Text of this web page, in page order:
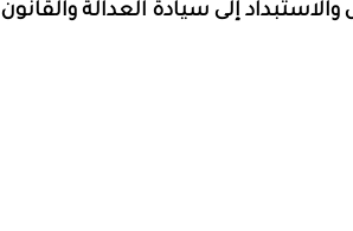
إلى سيادة العدالة والقانون